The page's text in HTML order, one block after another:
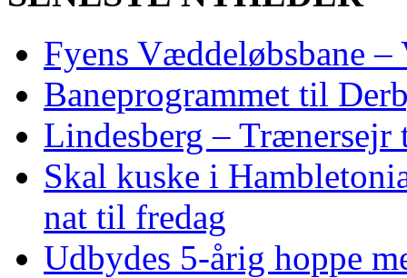
Fyens Væddeløbsbane
Baneprogrammet til
Lindesberg – Trænersejr
Skal kuske i
nat til fredag
Udbydes 5‑årig hoppe